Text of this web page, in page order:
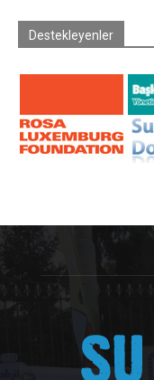
Destekleyenler